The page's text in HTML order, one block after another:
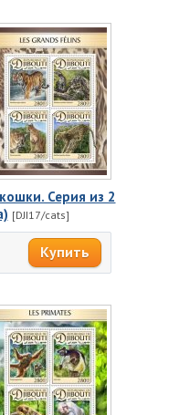
Серия из 2
[DJI17/cats]